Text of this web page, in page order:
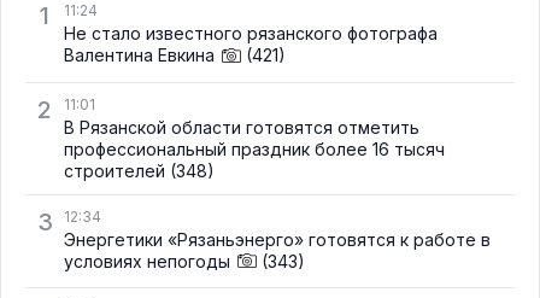
1
11:24
Не стало известного рязанского фотографа
Валентина Евкина
(421)
2 11:01
В Рязанской области готовятся отметить
профессиональный праздник более 16 тысяч
строителей (348)
3 12:34
Энергетики «Рязаньэнерго» готовятся к работе в
условиях непогоды
(343)